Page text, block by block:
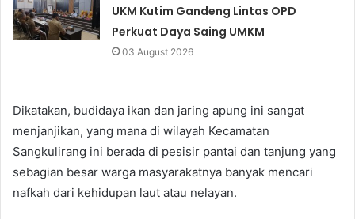
UKM Kutim Gandeng Lintas OPD
Perkuat Daya Saing UMKM
03 August 2026
Dikatakan, budidaya ikan dan jaring apung ini sangat
menjanjikan, yang mana di wilayah Kecamatan
Sangkulirang ini berada di pesisir pantai dan tanjung yang
sebagian besar warga masyarakatnya banyak mencari
nafkah dari kehidupan laut atau nelayan.